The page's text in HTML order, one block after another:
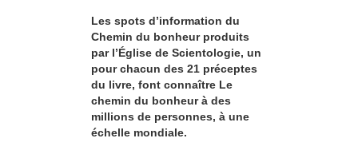
Les spots d’information du
Chemin du bonheur produits
par l’Église de Scientologie, un
pour chacun des 21 préceptes
du livre, font connaître Le
chemin du bonheur à des
millions de personnes, à une
échelle mondiale.